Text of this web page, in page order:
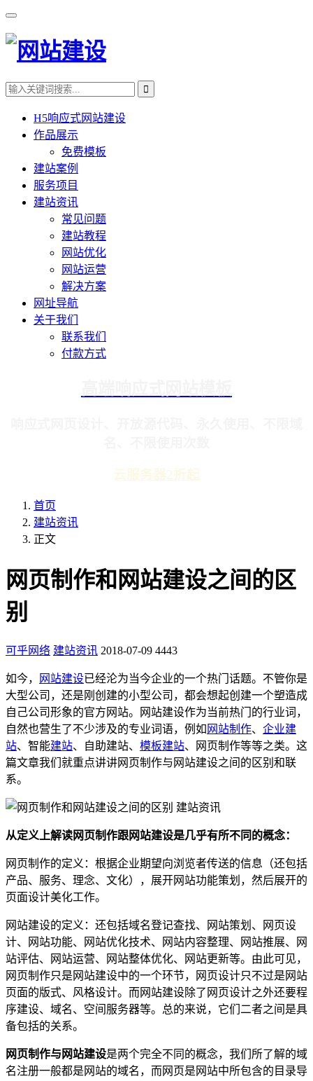
H5响应式网站建设
作品展示
免费模板
建站案例
服务项目
建站资讯
常见问题
建站教程
网站优化
网站运营
解决方案
网址导航
关于我们
联系我们
付款方式
云服务器2折起
首页
建站资讯
正文
网页制作和网站建设之间的区
别
可乎网络 建站资讯 2018-07-09 4443
如今， 网站建设已经沦为当今企业的一个热门话题。不管你是
大型公司，还是刚创建的小型公司，都会想起创建一个塑造成
自己公司形象的官方网站。网站建设作为当前热门的行业词，
自然也营生了不少涉及的专业词语，例如 网站制作、 企业建
站、智能建站、自助建站、 模板建站、网页制作等等之类。这
篇文章我们就重点讲讲网页制作与网站建设之间的区别和联
系。
从定义上解读网页制作跟网站建设是几乎有所不同的概念：
网页制作的定义：根据企业期望向浏览者传送的信息（还包括
产品、服务、理念、文化），展开网站功能策划，然后展开的
页面设计美化工作。
网站建设的定义：还包括域名登记查找、网站策划、网页设
计、网站功能、网站优化技术、网站内容整理、网站推展、网
站评估、网站运营、网站整体优化、网站更新等。由此可见，
网页制作只是网站建设中的一个环节，网页设计只不过是网站
页面的版式、风格设计。而网站建设除了网页设计之外还要程
序建设、域名、空间服务器等。总的来说，它们二者之间是具
备包括的关系。
网页制作与网站建设是两个完全不同的概念，我们所了解的域
名注册一般都是网站的域名，而网页是网站中所包含的目录导